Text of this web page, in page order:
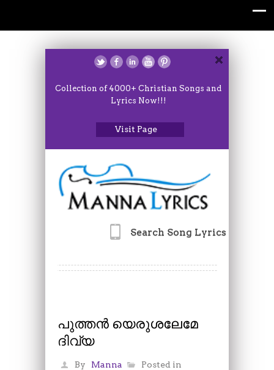
Collection of 4000+ Christian Songs and
Lyrics Now!!!
Visit Page
Search Song Lyrics
പുത്തൻ യെരുശലേമേ
ദിവ്യ
By Manna
Posted in